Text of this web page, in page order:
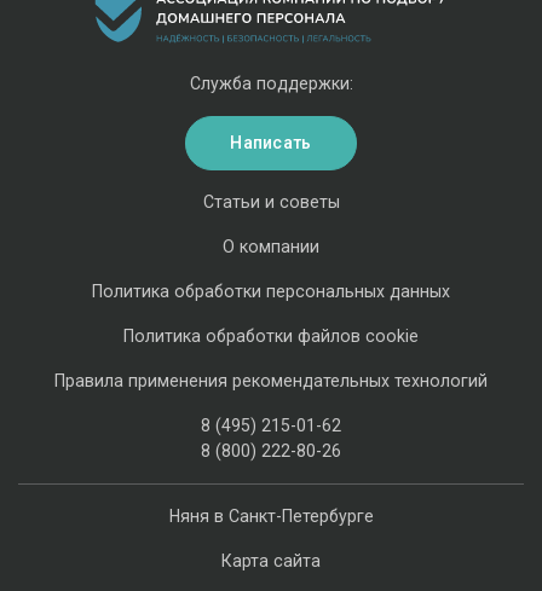
Няня в Санкт-Петербурге
Карта сайта
Статьи и советы
О компании
Политика обработки персональных данных
Политика обработки файлов cookie
Правила применения рекомендательных технологий
8 (495) 215-01-62
8 (800) 222-80-26
Служба поддержки:
Написать